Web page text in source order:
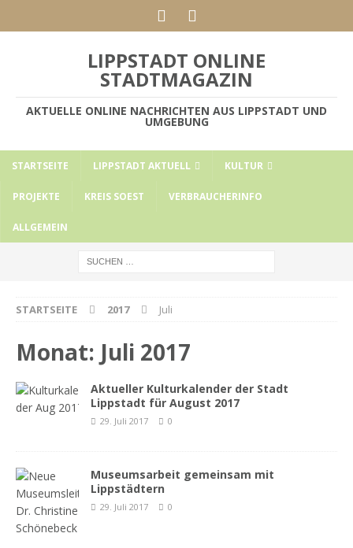
LIPPSTADT ONLINE
STADTMAGAZIN
AKTUELLE ONLINE NACHRICHTEN AUS LIPPSTADT UND
UMGEBUNG
STARTSEITE LIPPSTADT AKTUELL KULTUR
PROJEKTE KREIS SOEST VERBRAUCHERINFO
ALLGEMEIN
STARTSEITE 2017 Juli
Monat: Juli 2017
Aktueller Kulturkalender der Stadt
Lippstadt für August 2017
29. Juli 2017 0
Museumsarbeit gemeinsam mit
Lippstädtern
29. Juli 2017 0